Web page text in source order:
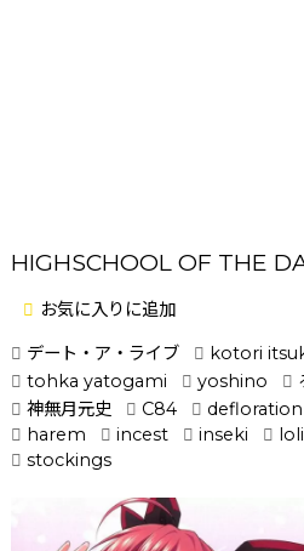
HIGHSCHOOL OF THE
お気に入りに追加
デート・ア・ライブ
kotori
tohka yatogami
yoshino
神無月元史
C84 defloration
harem
incest inseki
stockings